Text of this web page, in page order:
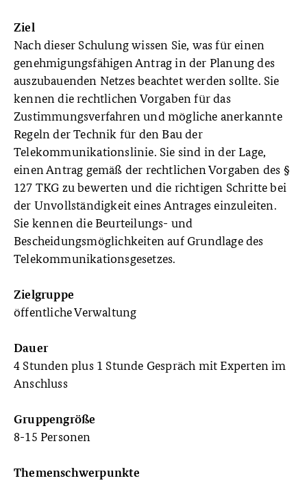
Ziel
Nach dieser Schulung wissen Sie, was für einen
genehmigungsfähigen Antrag in der Planung des
auszubauenden Netzes beachtet werden sollte. Sie
kennen die rechtlichen Vorgaben für das
Zustimmungsverfahren und mögliche anerkannte
Regeln der Technik für den Bau der
Telekommunikationslinie. Sie sind in der Lage,
einen Antrag gemäß der rechtlichen Vorgaben des §
127 TKG zu bewerten und die richtigen Schritte bei
der Unvollständigkeit eines Antrages einzuleiten.
Sie kennen die Beurteilungs- und
Bescheidungsmöglichkeiten auf Grundlage des
Telekommunikationsgesetzes.
Zielgruppe
öffentliche Verwaltung
Dauer
4 Stunden plus 1 Stunde Gespräch mit Experten im
Anschluss
Gruppengröße
8-15 Personen
Themenschwerpunkte